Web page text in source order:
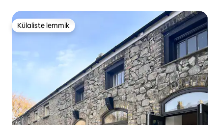
Külaliste lemmik
Külaliste lemmik